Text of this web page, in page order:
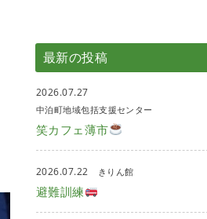
最新の投稿
2026.07.27
中泊町地域包括支援センター
笑カフェ薄市
2026.07.22 きりん館
避難訓練